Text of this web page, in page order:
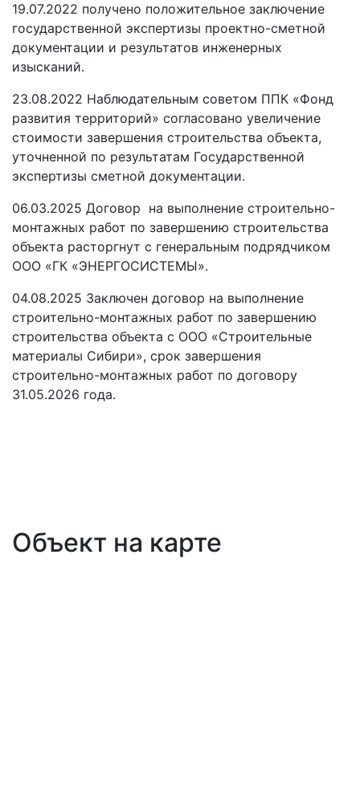
19.07.2022 получено положительное заключение
государственной экспертизы проектно-сметной
документации и результатов инженерных
изысканий.
23.08.2022 Наблюдательным советом ППК «Фонд
развития территорий» согласовано увеличение
стоимости завершения строительства объекта,
уточненной по результатам Государственной
экспертизы сметной документации.
06.03.2025 Договор на выполнение строительно-
монтажных работ по завершению строительства
объекта расторгнут с генеральным подрядчиком
ООО «ГК «ЭНЕРГОСИСТЕМЫ».
04.08.2025 Заключен договор на выполнение
строительно-монтажных работ по завершению
строительства объекта с ООО «Строительные
материалы Сибири», срок завершения
строительно-монтажных работ по договору
31.05.2026 года.
Объект на карте